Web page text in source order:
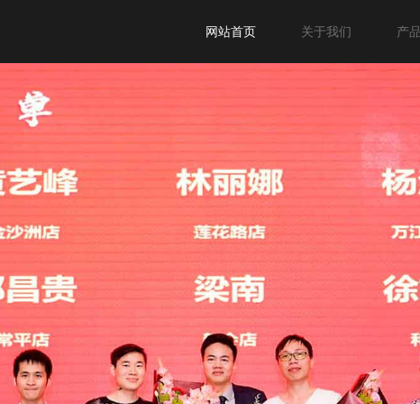
网站首页 关于我们 产